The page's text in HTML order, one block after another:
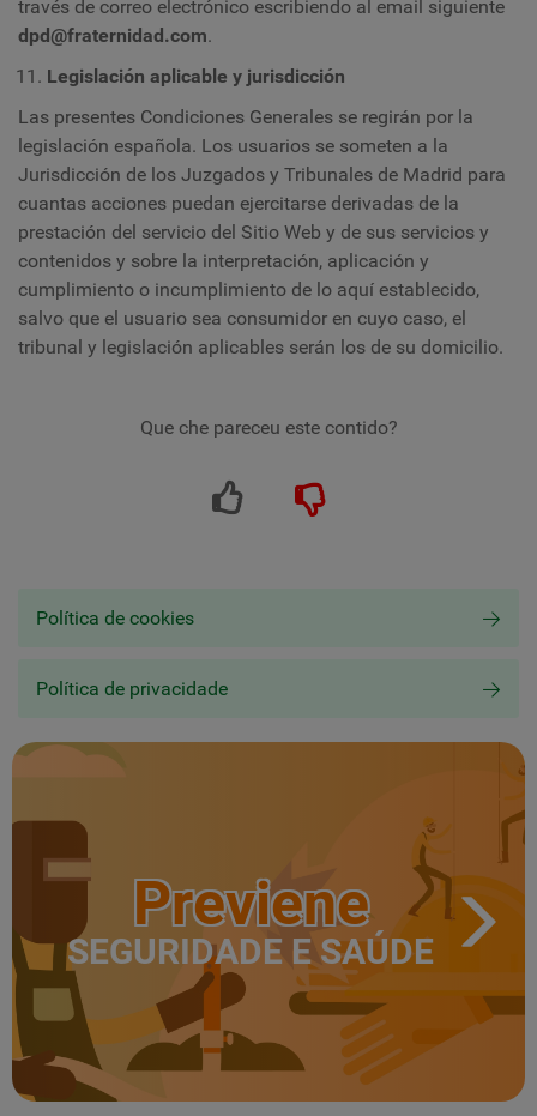
través de correo electrónico escribiendo al email siguiente
dpd@fraternidad.com.
Legislación aplicable y jurisdicción
Las presentes Condiciones Generales se regirán por la
legislación española. Los usuarios se someten a la
Jurisdicción de los Juzgados y Tribunales de Madrid para
cuantas acciones puedan ejercitarse derivadas de la
prestación del servicio del Sitio Web y de sus servicios y
contenidos y sobre la interpretación, aplicación y
cumplimiento o incumplimiento de lo aquí establecido,
salvo que el usuario sea consumidor en cuyo caso, el
tribunal y legislación aplicables serán los de su domicilio.
Que che pareceu este contido?
Política de cookies
Política de privacidade
Previene
SEGURIDADE E SAÚDE